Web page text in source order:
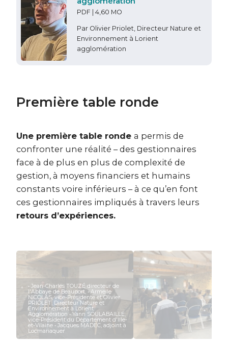
PDF | 4,60 MO
Par Olivier Priolet, Directeur Nature et
Environnement à Lorient
agglomération
Première table ronde
Une première table ronde a permis de
confronter une réalité – des gestionnaires
face à de plus en plus de complexité de
gestion, à moyens financiers et humains
constants voire inférieurs – à ce qu’en font
ces gestionnaires impliqués à travers leurs
retours d’expériences.
• Jean-Charles TOUZÉ directeur de
l'Abbaye de Beauport, • Armelle
NICOLAS, vice-Présidente et Olivier
PRIOLET, Directeur Nature et
Environnement à Lorient
Agglomération • Yann SOULABAILLE,
vice-Président du Département d'Ille-
et-Vilaine • Jacques MADEC, adjoint à
Locmariaquer